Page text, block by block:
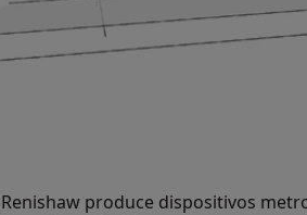
Renishaw produce dispositivos